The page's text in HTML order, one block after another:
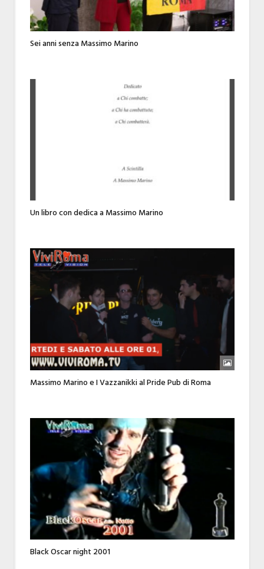
Sei anni senza Massimo Marino
Un libro con dedica a Massimo Marino
Massimo Marino e I Vazzanikki al Pride Pub di Roma
Black Oscar night 2001